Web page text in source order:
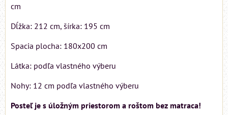
cm
Dĺžka: 212 cm, šírka: 195 cm
Spacia plocha: 180x200 cm
Látka: podľa vlastného výberu
Nohy: 12 cm podľa vlastného výberu
Posteľ je s úložným priestorom a roštom bez matraca!